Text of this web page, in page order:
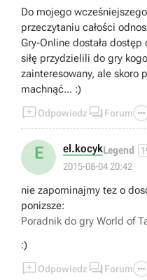
zaoferowałem do jego
Do mojego
przeczytaniu całości
Gry-Online dostała
siłę przydzielili do gry
zainteresowany, ale skoro
machnąć... :)
Odpowiedz  Forum 
E el.kocykLegend
2015-08-04 20:42
nie zapominajmy tez o
ponizsze:
Poradnik do gry World of
:)
Odpowiedz  Forum 